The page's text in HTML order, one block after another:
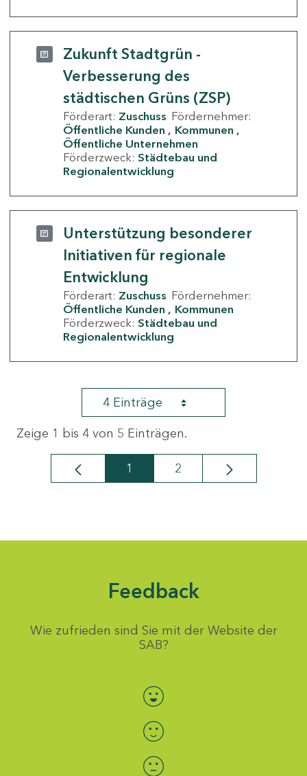
Zukunft Stadtgrün -
Verbesserung des
städtischen Grüns (ZSP)
Förderart: Zuschuss Fördernehmer:
Öffentliche Kunden
Kommunen
Öffentliche Unternehmen
Förderzweck: Städtebau und
Regionalentwicklung
Unterstützung besonderer
Initiativen für regionale
Entwicklung
Förderart: Zuschuss Fördernehmer:
Öffentliche Kunden
Kommunen
Förderzweck: Städtebau und
Regionalentwicklung
4 Einträge
Zeige 1 bis 4 von 5 Einträgen.
Seite
1 Seite
2
Feedback
Wie zufrieden sind Sie mit der Website der
SAB?
Bewertung auswählen